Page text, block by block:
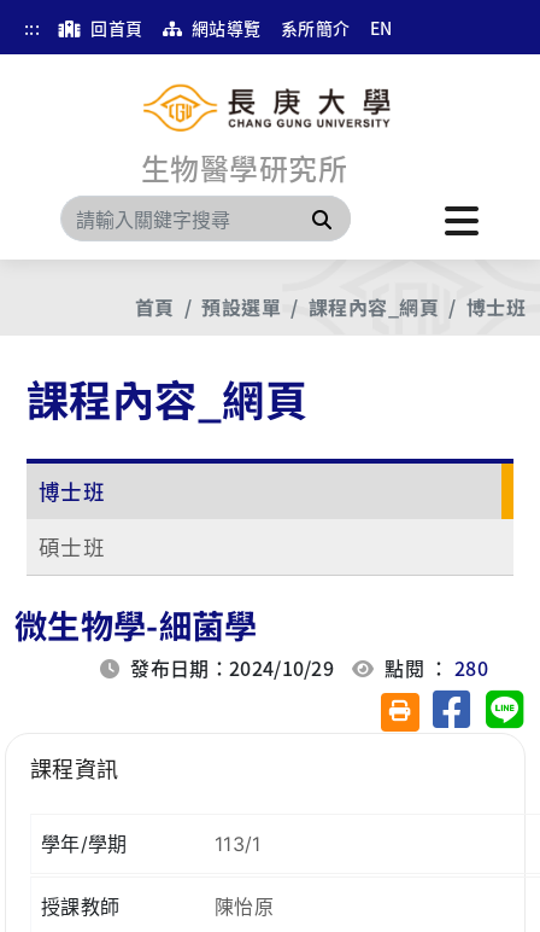
::: 回首頁 網站導覽 系所簡介 EN
生物醫學研究所
搜尋
首頁 預設選單 課程內容_網頁 博士班
課程內容_網頁
博士班
碩士班
微生物學-細菌學
發布日期：2024/10/29 點閱 ：280
友善列印(另開視
分享至
課程資訊
學年/學期 113/1
授課教師 陳怡原